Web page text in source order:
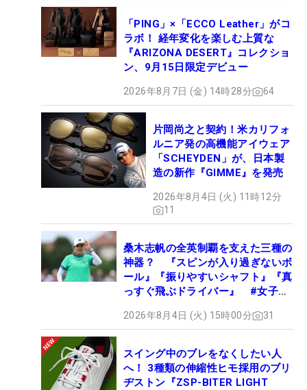
「PING」×「ECCO Leather」がコ
ラボ！ 経年変化を楽しむ上質な
『ARIZONA DESERT』コレクショ
ン、9月15日限定デビュー
2026年8月7日 (金) 14時28分 64
片岡尚之と契約！米カリフォ
ルニア発の高機能アイウェア
「SCHEYDEN」が、日本製
造の新作『GIMME』を発売
2026年8月4日 (火) 11時12分
11
桑木志帆の全英制覇を支えた三種の
神器？ 『スピンが入り過ぎないボ
ール』『振りやすいシャフト』『真
っすぐ飛ぶドライバー』 #女子プ
2026年8月4日 (火) 15時00分 31
スイング中のブレをなくしたい人
へ！ 3種類の伸縮性ヒモ採用のブリ
ヂストン『ZSP-BITER LIGHT